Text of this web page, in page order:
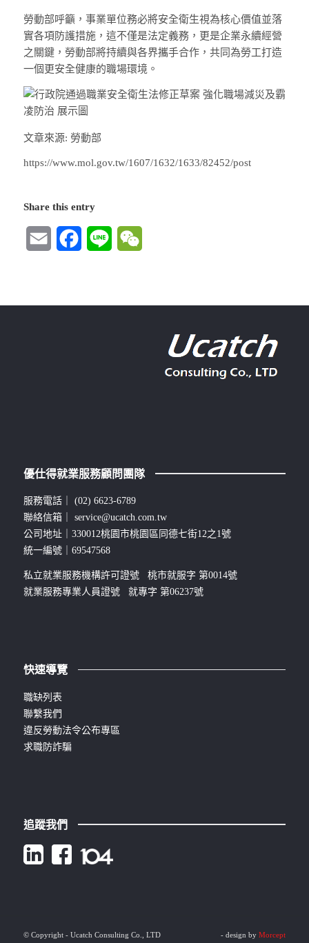
勞動部呼籲，事業單位務必將安全衛生視為核心價值並落
實各項防護措施，這不僅是法定義務，更是企業永續經營
之關鍵，勞動部將持續與各界攜手合作，共同為勞工打造
一個更安全健康的職場環境。
文章來源: 勞動部
https://www.mol.gov.tw/1607/1632/1633/82452/post
Share this entry
Email FacebookLine
優仕得就業服務顧問團隊
服務電話｜ (02) 6623-6789
聯絡信箱｜ service@ucatch.com.tw
公司地址｜330012桃園市桃園區同德七街12之1號
統一編號｜69547568
私立就業服務機構許可證號 桃市就服字 第0014號
就業服務專業人員證號 就專字 第06237號
快速導覽
職缺列表
聯繫我們
違反勞動法令公布專區
求職防詐騙
追蹤我們
© Copyright - Ucatch Consulting Co., LTD - design byMorcept